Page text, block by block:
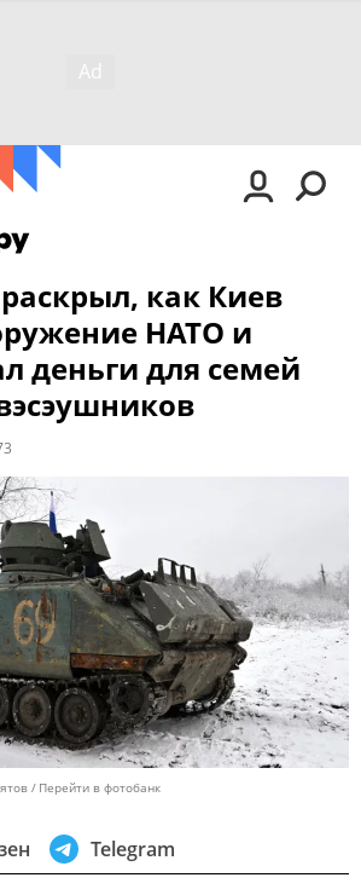
как Киев
НАТО и
деньги для семей
Перейти в фотобанк
Telegram